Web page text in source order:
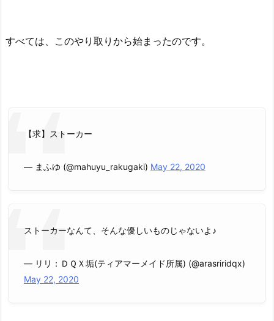
すべては、このやり取りから始まったのです。
【求】ストーカー
— まふゆ (@mahuyu_rakugaki) May 22, 2020
ストーカーなんて、そんな優しいものじゃないよ♪
— リリ：ＤＱＸ垢(ティアマーメイド所属) (@arasriridqx)
May 22, 2020